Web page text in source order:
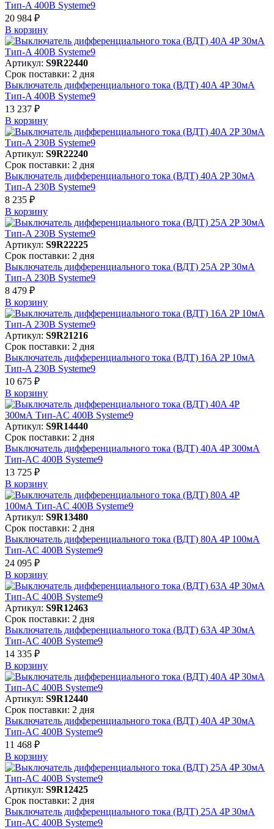
Тип-A 400В Systeme9
20 984 ₽
В корзинy
Артикул: S9R22440
Срок поставки: 2 дня
Выключатель дифференциального тока (ВДТ) 40A 4P 30мА
Тип-A 400В Systeme9
13 237 ₽
В корзинy
Артикул: S9R22240
Срок поставки: 2 дня
Выключатель дифференциального тока (ВДТ) 40A 2P 30мА
Тип-A 230В Systeme9
8 235 ₽
В корзинy
Артикул: S9R22225
Срок поставки: 2 дня
Выключатель дифференциального тока (ВДТ) 25A 2P 30мА
Тип-A 230В Systeme9
8 479 ₽
В корзинy
Артикул: S9R21216
Срок поставки: 2 дня
Выключатель дифференциального тока (ВДТ) 16A 2P 10мА
Тип-A 230В Systeme9
10 675 ₽
В корзинy
Артикул: S9R14440
Срок поставки: 2 дня
Выключатель дифференциального тока (ВДТ) 40A 4P 300мА
Тип-AC 400В Systeme9
13 725 ₽
В корзинy
Артикул: S9R13480
Срок поставки: 2 дня
Выключатель дифференциального тока (ВДТ) 80A 4P 100мА
Тип-AC 400В Systeme9
24 095 ₽
В корзинy
Артикул: S9R12463
Срок поставки: 2 дня
Выключатель дифференциального тока (ВДТ) 63A 4P 30мА
Тип-AC 400В Systeme9
14 335 ₽
В корзинy
Артикул: S9R12440
Срок поставки: 2 дня
Выключатель дифференциального тока (ВДТ) 40A 4P 30мА
Тип-AC 400В Systeme9
11 468 ₽
В корзинy
Артикул: S9R12425
Срок поставки: 2 дня
Выключатель дифференциального тока (ВДТ) 25A 4P 30мА
Тип-AC 400В Systeme9